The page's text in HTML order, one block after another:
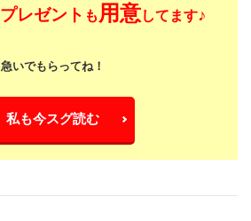
プレゼント も 用意してます♪
急いでもらってね！
私も今スグ読む